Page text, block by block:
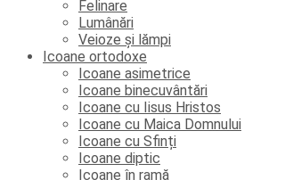
Felinare
Lumânări
Veioze și lămpi
Icoane ortodoxe
Icoane asimetrice
Icoane binecuvântări
Icoane cu Iisus Hristos
Icoane cu Maica Domnului
Icoane cu Sfinți
Icoane diptic
Icoane în ramă